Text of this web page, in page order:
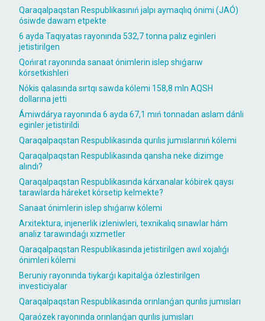
Qaraqalpaqstan Respublikasınıń jalpı aymaqlıq ónimi (JAÓ)
ósiwde dawam etpekte
6 ayda Taqıyatas rayonında 532,7 tonna palız eginleri
jetistirilgen
Qońırat rayonında sanaat ónimlerin islep shıǵarıw
kórsetkishleri
Nókis qalasında sırtqı sawda kólemi 158,8 mln AQSH
dollarına jetti
Ámiwdárya rayonında 6 ayda 67,1 mıń tonnadan aslam dánli
eginler jetistirildi
Qaraqalpaqstan Respublikasında qurılıs jumıslarınıń kólemi
Qaraqalpaqstan Respublikasında qansha neke dizimge
alındı?
Qaraqalpaqstan Respublikasında kárxanalar kóbirek qaysı
tarawlarda háreket kórsetip kelmekte?
Sanaat ónimlerin islep shıǵarıw kólemi
Arxitektura, injenerlik izleniwleri, texnikalıq sınawlar hám
analiz tarawındaǵı xızmetler
Qaraqalpaqstan Respublikasında jetistirilgen awıl xojalıǵı
ónimleri kólemi
Beruniy rayonında tiykarǵı kapitalǵa ózlestirilgen
investiciyalar
Qaraqalpaqstan Respublikasında orınlanǵan qurılıs jumısları
Qaraózek rayonında orınlanǵan qurılıs jumısları